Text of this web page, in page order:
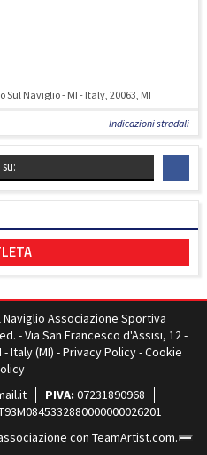
Sul Naviglio - MI - Italy, 20063, MI
Indicazioni stradali
Associazione Sportiva
- Via San Francesco d'Assisi, 12 -
Italy (MI) -Privacy Policy-Cookie
PIVA: 07231890968
con TeamArtist.com.